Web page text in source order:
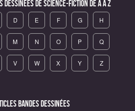
Dessinées de science-fiction de A à Z
D E F G H
M N O P Q
V W X Y Z
Bandes Dessinées